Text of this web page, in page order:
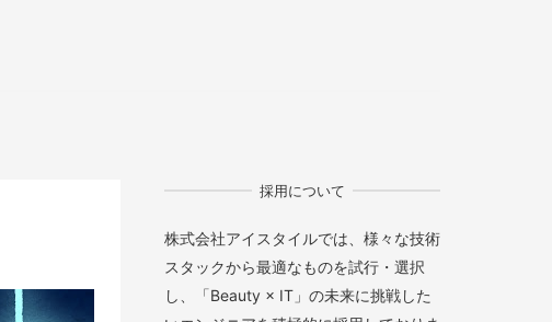
採用について
株式会社アイスタイルでは、様々な技術
スタックから最適なものを試行・選択
し、「Beauty × IT」の未来に挑戦した